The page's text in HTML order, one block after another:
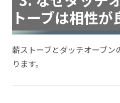
トーブは相性が
薪ストーブとダッチオーブン
ります。